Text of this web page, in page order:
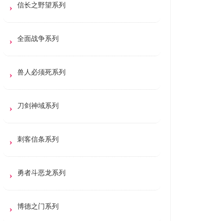
信长之野望系列
全面战争系列
兽人必须死系列
刀剑神域系列
刺客信条系列
勇者斗恶龙系列
博德之门系列